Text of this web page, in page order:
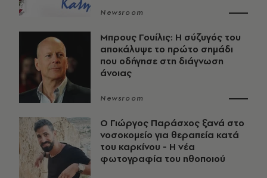
Newsroom
Μπρους Γουίλις: Η σύζυγός του
αποκάλυψε το πρώτο σημάδι
που οδήγησε στη διάγνωση
άνοιας
Newsroom
O Γιώργος Παράσχος ξανά στο
νοσοκομείο για θεραπεία κατά
του καρκίνου - Η νέα
φωτογραφία του ηθοποιού